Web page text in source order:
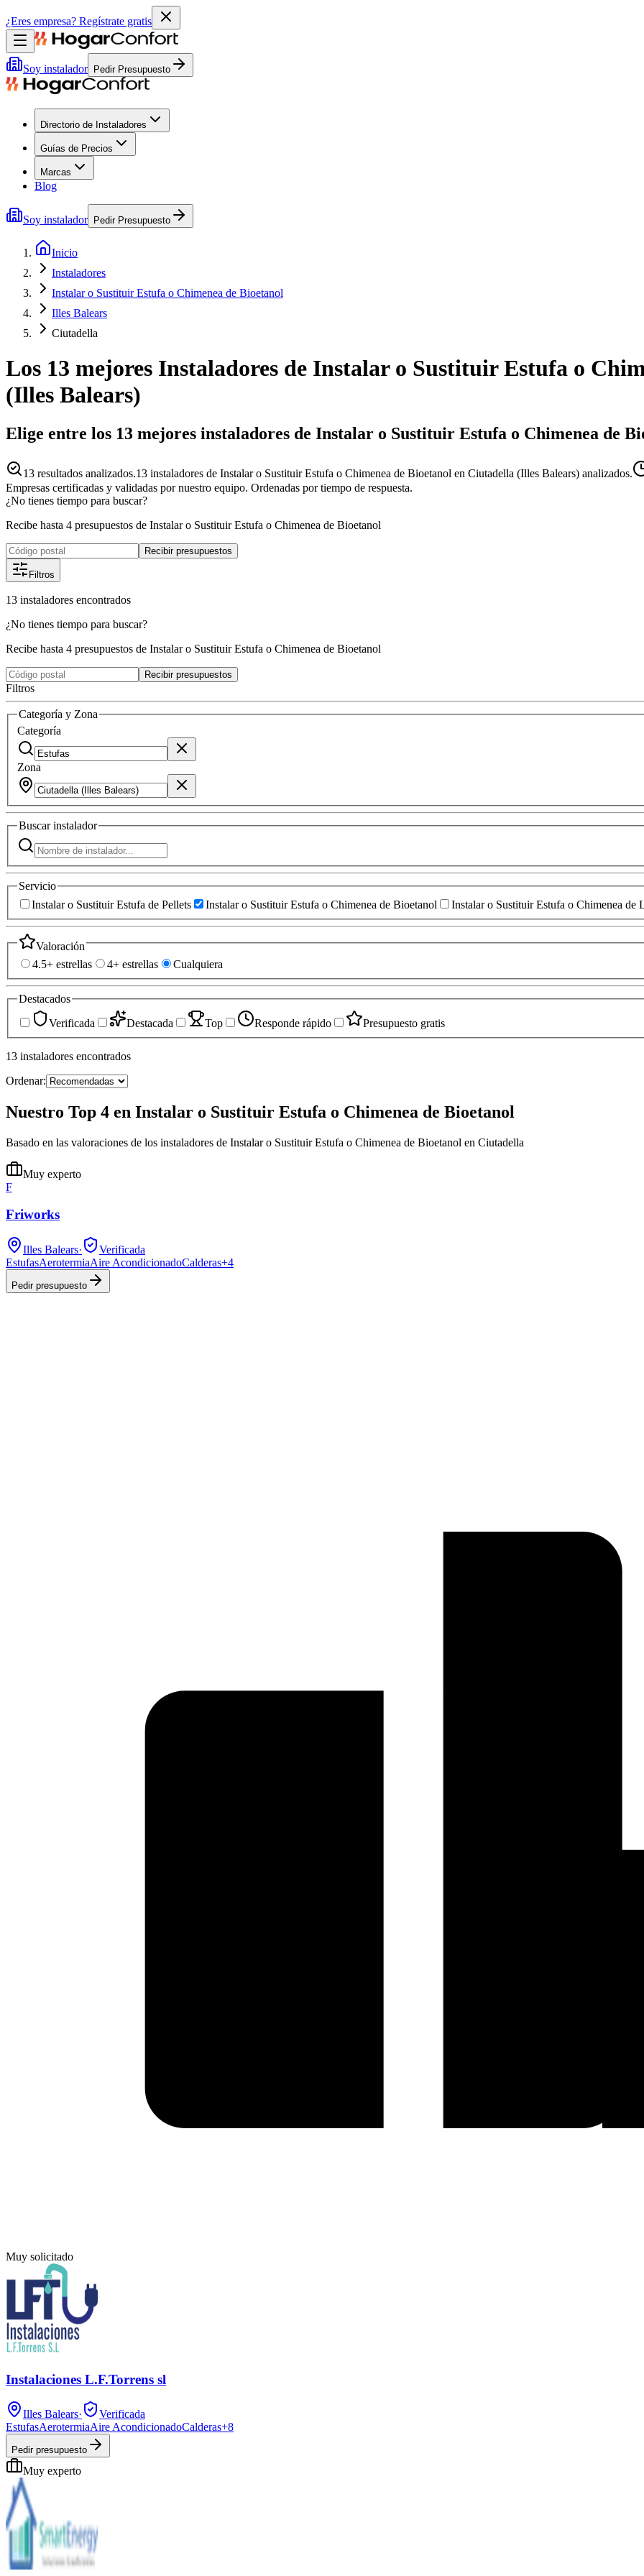
¿Eres empresa? Regístrate gratis
Soy instalador Pedir Presupuesto
Directorio de Instaladores
Guías de Precios
Marcas
Blog
Soy instalador Pedir Presupuesto
Inicio
Instaladores
Instalar o Sustituir Estufa o Chimenea de Bioetanol
Illes Balears
Ciutadella
Los 13 mejores Instaladores de Instalar o Sustituir Estufa o
(Illes Balears)
Elige entre los 13 mejores instaladores de Instalar o Sustituir Estufa o Chimenea de
13 resultados analizados.13 instaladores de Instalar o Sustituir Estufa o Chimenea de Bioetanol en Ciutadella (Illes Balears) analizados.
Empresas certificadas y validadas por nuestro equipo. Ordenadas por tiempo de respuesta.
¿No tienes tiempo para buscar?
Recibe hasta 4 presupuestos de Instalar o Sustituir Estufa o Chimenea de Bioetanol
Recibir presupuestos
Filtros
13 instaladores encontrados
¿No tienes tiempo para buscar?
Recibe hasta 4 presupuestos de Instalar o Sustituir Estufa o Chimenea de Bioetanol
Recibir presupuestos
Filtros
Categoría y Zona
Categoría
Zona
Buscarinstalador
Servicio
Instalar o Sustituir Estufa de Pellets
Instalar o Sustituir Estufa o Chimenea de Bioetanol Instalar o Sustituir Estufa o Chimenea de
Valoración
4.5+ estrellas
4+ estrellas Cualquiera
Destacados
Verificada
Destacada Top Responde rápido Presupuesto gratis
13 instaladores encontrados
Ordenar:
Nuestro Top 4 en Instalar o Sustituir Estufa o Chimenea de Bioetanol
Basado en las valoraciones de los instaladores de Instalar o Sustituir Estufa o Chimenea de Bioetanol en Ciutadella
Muy experto
F
Friworks
Illes Balears·
Verificada
EstufasAerotermiaAire AcondicionadoCalderas+4
Pedir presupuesto
Muy solicitado
Instalaciones L.F.Torrens sl
Illes Balears·
Verificada
EstufasAerotermiaAire AcondicionadoCalderas+8
Pedir presupuesto
Muy experto